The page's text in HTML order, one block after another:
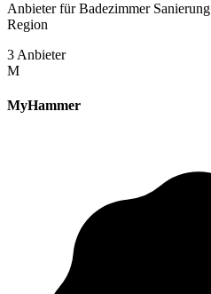
Anbieter fürBadezimmer Sanierung
Region
3 Anbieter
M
MyHammer